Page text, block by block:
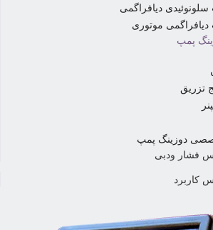
دیافراگمی
موتوری
پمپ
تزریق
دوزینگ پمپ
فشار ودبی
کاربرد